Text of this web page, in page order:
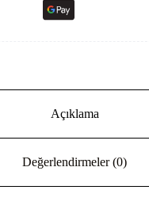
Açıklama
Değerlendirmeler (0)